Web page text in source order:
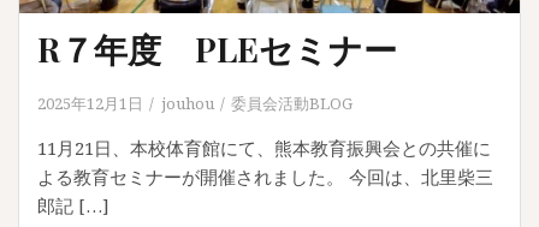
R７年度 PLEセミナー
2025年12月1日 jouhou 委員会活動BLOG
11月21日、本校体育館にて、熊本教育振興会との共催に
よる教育セミナーが開催されました。 今回は、北里柴三
郎記 […]